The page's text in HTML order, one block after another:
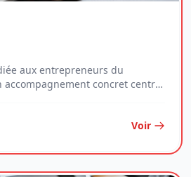
aux entrepreneurs du
accompagnement concret centré
Voir